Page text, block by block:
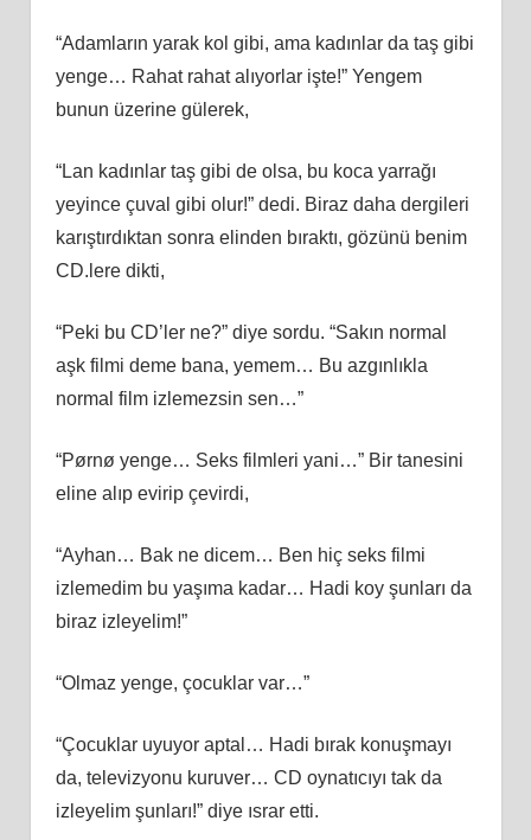
“Adamların yarak kol gibi, ama kadınlar da taş gibi
yenge… Rahat rahat alıyorlar işte!” Yengem
bunun üzerine gülerek,
“Lan kadınlar taş gibi de olsa, bu koca yarrağı
yeyince çuval gibi olur!” dedi. Biraz daha dergileri
karıştırdıktan sonra elinden bıraktı, gözünü benim
CD.lere dikti,
“Peki bu CD’ler ne?” diye sordu. “Sakın normal
aşk filmi deme bana, yemem… Bu azgınlıkla
normal film izlemezsin sen…”
“Pørnø yenge… Seks filmleri yani…” Bir tanesini
eline alıp evirip çevirdi,
“Ayhan… Bak ne dicem… Ben hiç seks filmi
izlemedim bu yaşıma kadar… Hadi koy şunları da
biraz izleyelim!”
“Olmaz yenge, çocuklar var…”
“Çocuklar uyuyor aptal… Hadi bırak konuşmayı
da, televizyonu kuruver… CD oynatıcıyı tak da
izleyelim şunları!” diye ısrar etti.